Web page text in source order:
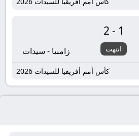
2-1
انتهت زامبيا - سيدات
كأس أمم أفريقيا للسيدات 2026